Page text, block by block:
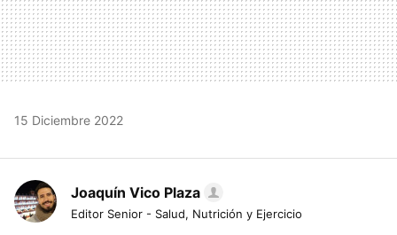
15 Diciembre 2022
Joaquín Vico Plaza
Editor Senior - Salud, Nutrición y Ejercicio